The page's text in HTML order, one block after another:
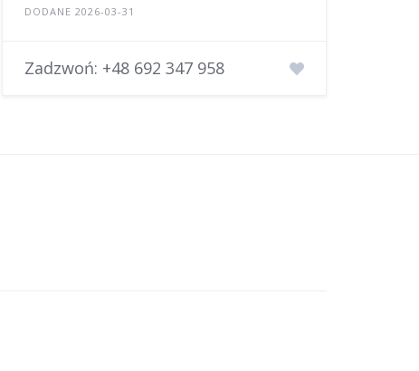
DODANE 2026-03-31
Zadzwoń: +48 692 347 958